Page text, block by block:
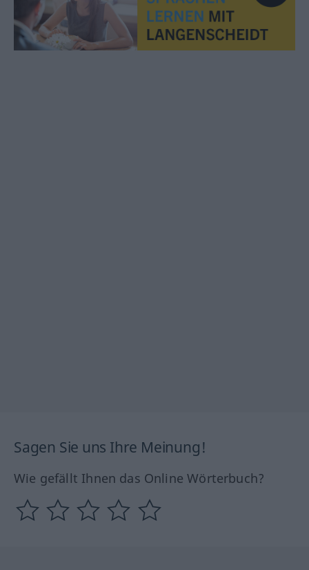
Sagen Sie uns Ihre Meinung!
Wie gefällt Ihnen das Online Wörterbuch?